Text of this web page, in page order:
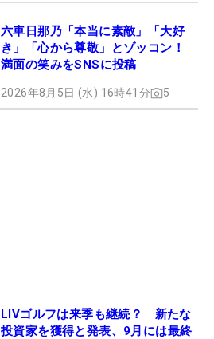
六車日那乃「本当に素敵」「大好
き」「心から尊敬」とゾッコン！
満面の笑みをSNSに投稿
2026年8月5日 (水) 16時41分 5
LIVゴルフは来季も継続？ 新たな
投資家を獲得と発表、9月には最終